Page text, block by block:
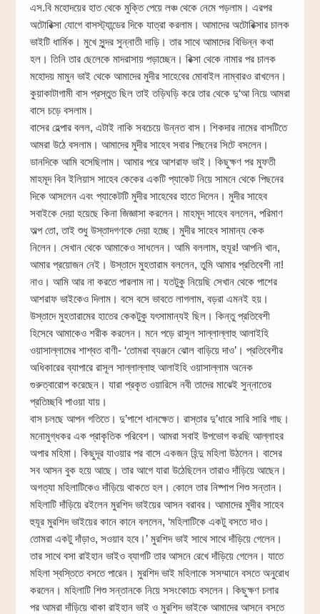
এস.বি মহোদয়ের হাত থেকে মুক্তি পেয়ে লঞ্চ থেকে নেমে পড়লাম। এরপর
অটোরিক্সা যোগে বাসস্ট্যান্ডের দিকে যাত্রা করলাম। আমাদের অটোরিক্সার চালক
ভাইটি ধার্মিক। মুখে সুন্দর সুন্নাতী দাড়ি। তার সাথে আমাদের বিভিন্ন কথা
হল। তিনি তার ছেলেকে মাদরাসায় পড়াচ্ছেন। রিক্সা থেকে নামার পর চালক
মহোদয় মামুন ভাই থেকে আমাদের মুদীর সাহেবের মোবাইল নাম্বারও রাখলেন।
কুয়াকাটাগামী বাস প্রস্তুত ছিল তাই তড়িঘড়ি করে তার থেকে দু‘আ নিয়ে আমরা
বাসে চড়ে বসলাম।
বাসের হেল্পার বলল, এটাই নাকি সবচেয়ে উন্নত বাস। শিকদার নামের বাসটিতে
আমরা উঠে বসলাম। আমাদের মুদীর সাহেব সবার পিছনের সিটে বসলেন।
ডানদিকে আমি বসেছিলাম। আমার পরে আশরাফ ভাই। কিছুক্ষণ পর মুফতী
মাহমূদ বিন ইলিয়াস সাহেব কেকের একটি প্যাকেট নিয়ে সামনে থেকে পিছনের
দিকে আসলেন এবং প্যাকেটটি মুদীর সাহেবের হাতে দিলেন। মুদীর সাহেব
সবাইকে দেয়া হয়েছে কিনা জিজ্ঞাসা করলেন। মাহমূদ সাহেব বললেন, পরিমাণ
অল্প তো, তাই শুধু উস্তাদগণকে দেয়া হচ্ছে। মুদীর সাহেব সামান্য কেক
নিলেন। সেখান থেকে আমাকেও সাধলেন। আমি বললাম, হুযূর! আপনি খান,
আমার প্রয়োজন নেই। উস্তাদে মুহতারাম বললেন, তুমি আমার প্রতিবেশী না!
নাও। আমি আর না করতে পারলাম না। যতটুকু নিয়েছি সেখান থেকে পাশের
আশরাফ ভাইকেও দিলাম। বসে বসে ভাবতে লাগলাম, বড়রা এমনই হয়।
উস্তাদে মুহতারামের হাতের কেকটুকু যৎসামান্যই ছিল। কিন্তু প্রতিবেশী
হিসেবে আমাকেও শরীক করলেন। মনে পড়ে রাসূল সাল্লাল্লাহু আলাইহি
ওয়াসাল্লামের শাশ্বত বাণী- ‘তোমরা ব্যঞ্জনে ঝোল বাড়িয়ে দাও’। প্রতিবেশীর
অধিকারের ব্যাপারে রাসূল সাল্লাল্লাহু আলাইহি ওয়াসাল্লাম অনেক
গুরুত্বারোপ করেছেন। যারা প্রকৃত ওয়ারিসে নবী তাদের মাঝেই সুন্নাতের
প্রতিচ্ছবি পাওয়া যায়।
বাস চলছে আপন গতিতে। দু’পাশে ধানক্ষেত। রাস্তার দু’ধারে সারি সারি গাছ।
মনোমুগ্ধকর এক প্রাকৃতিক পরিবেশ। আমরা সবাই উপভোগ করছি আল্লাহর
অপার মহিমা। কিছুদূর যাওয়ার পর বাসে একজন হিন্দু মহিলা উঠলেন। বাসের
সব আসন বুক হয়ে আছে। তার আগে যারা উঠেছিলেন তারাও দাঁড়িয়ে আছেন।
অগত্যা মহিলাটিকেও দাঁড়িয়ে থাকতে হল। কোলে তার নিষ্পাপ শিশু সন্তান।
মহিলাটি দাঁড়িয়ে রইলেন মুরশিদ ভাইয়ের আসন বরাবর। আমাদের মুদীর সাহেব
হুযূর মুরশিদ ভাইয়ের কানে কানে বললেন, ‘মহিলাটিকে একটু বসতে দাও।
তোমরা একটু দাঁড়াও, সওয়াব হবে।’ মুরশিদ ভাই সাথে সাথে দাঁড়িয়ে গেলেন।
তার সাথে বসা রাইহান ভাইও ব্যাগটি তার আসনে রেখে দাঁড়িয়ে গেলেন। যাতে
মহিলা স্বস্তিতে বসতে পারেন। মুরশিদ ভাই মহিলাকে সসম্মানে বসতে অনুরোধ
করলেন। মহিলাটি শিশু সন্তানকে নিয়ে সসংকোচে বসলেন। কিছুক্ষণ চলার
পর আমরা দাঁড়িয়ে থাকা রাইহান ভাই ও মুরশিদ ভাইকে আমাদের আসনে বসতে